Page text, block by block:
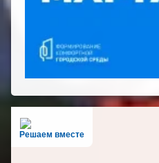
Решаем вместе